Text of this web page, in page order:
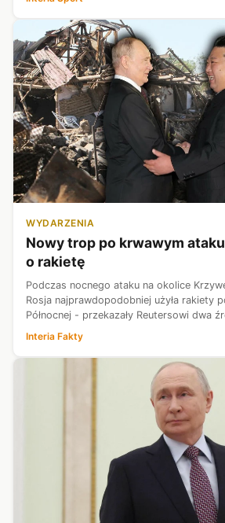
zmierzą s...
WYDARZENIA
Nowy trop po krwawym
o rakietę
Podczas nocnego ataku na okolice
Rosja najprawdopodobniej użyła rakiety
Północnej - przekazały Reutersowi dwa
miasta. Tej samej nocy...
Interia Fakty